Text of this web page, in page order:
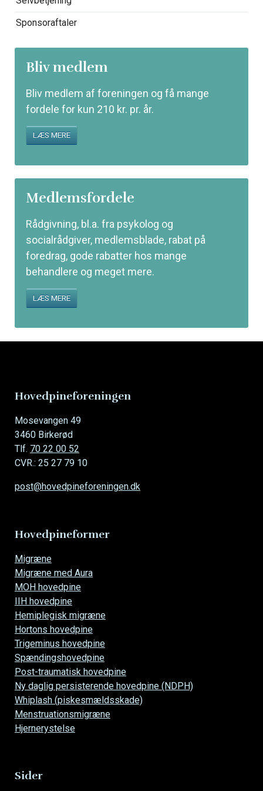
Sponsoraftaler
Bliv medlem
Bliv medlem af foreningen og få mange
fordele for kun 210 kr. pr. år.
LÆS MERE
Medlemsfordele
Rådgivning, bl.a. fra psykolog og
socialrådgiver, medlemsblade, rabat på
foredrag, gode rabatter hos mange
behandlere og meget mere.
LÆS MERE
Hovedpineforeningen
Mosevangen 49
3460 Birkerød
Tlf. 70 22 00 52
CVR.: 25 27 79 10
post@hovedpineforeningen.dk
Hovedpineformer
navigationen
Migræne
Migræne med Aura
MOH hovedpine
IIH hovedpine
Hemiplegisk migræne
Hortons hovedpine
Trigeminus hovedpine
Spændingshovedpine
Post-traumatisk hovedpine
Ny daglig persisterende hovedpine (NDPH)
Whiplash (piskesmældsskade)
Menstruationsmigræne
Hjernerystelse
Sider